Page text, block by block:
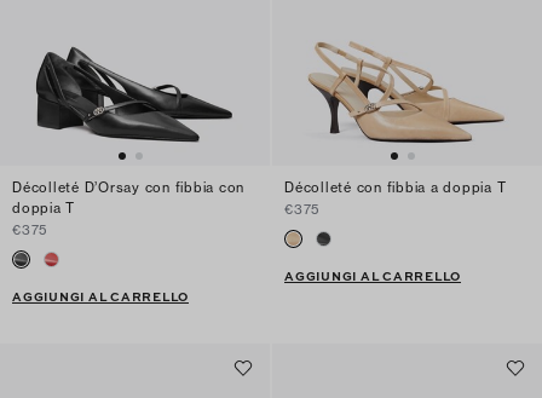
Décolleté D’Orsay con fibbia con
doppia T
€375
AGGIUNGI AL CARRELLO
Décolleté con fibbia a doppia T
€375
AGGIUNGI AL CARRELLO